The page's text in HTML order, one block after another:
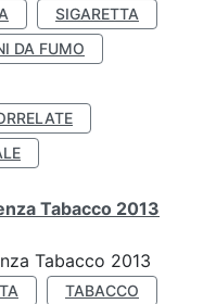
SIGARETTA
DA FUMO
Tabacco 2013
Tabacco 2013
TABACCO